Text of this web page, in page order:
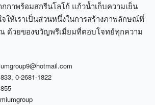
กาพร้อมสกรีนโลโก้ แก้วน้ำเก็บความเย็น
ให้เราเป็นส่วนหนึ่งในการสร้างภาพลักษณ์ที่
ด้วยของขวัญพรีเมี่ยมที่ตอบโจทย์ทุกความ
, 0-2681-1822